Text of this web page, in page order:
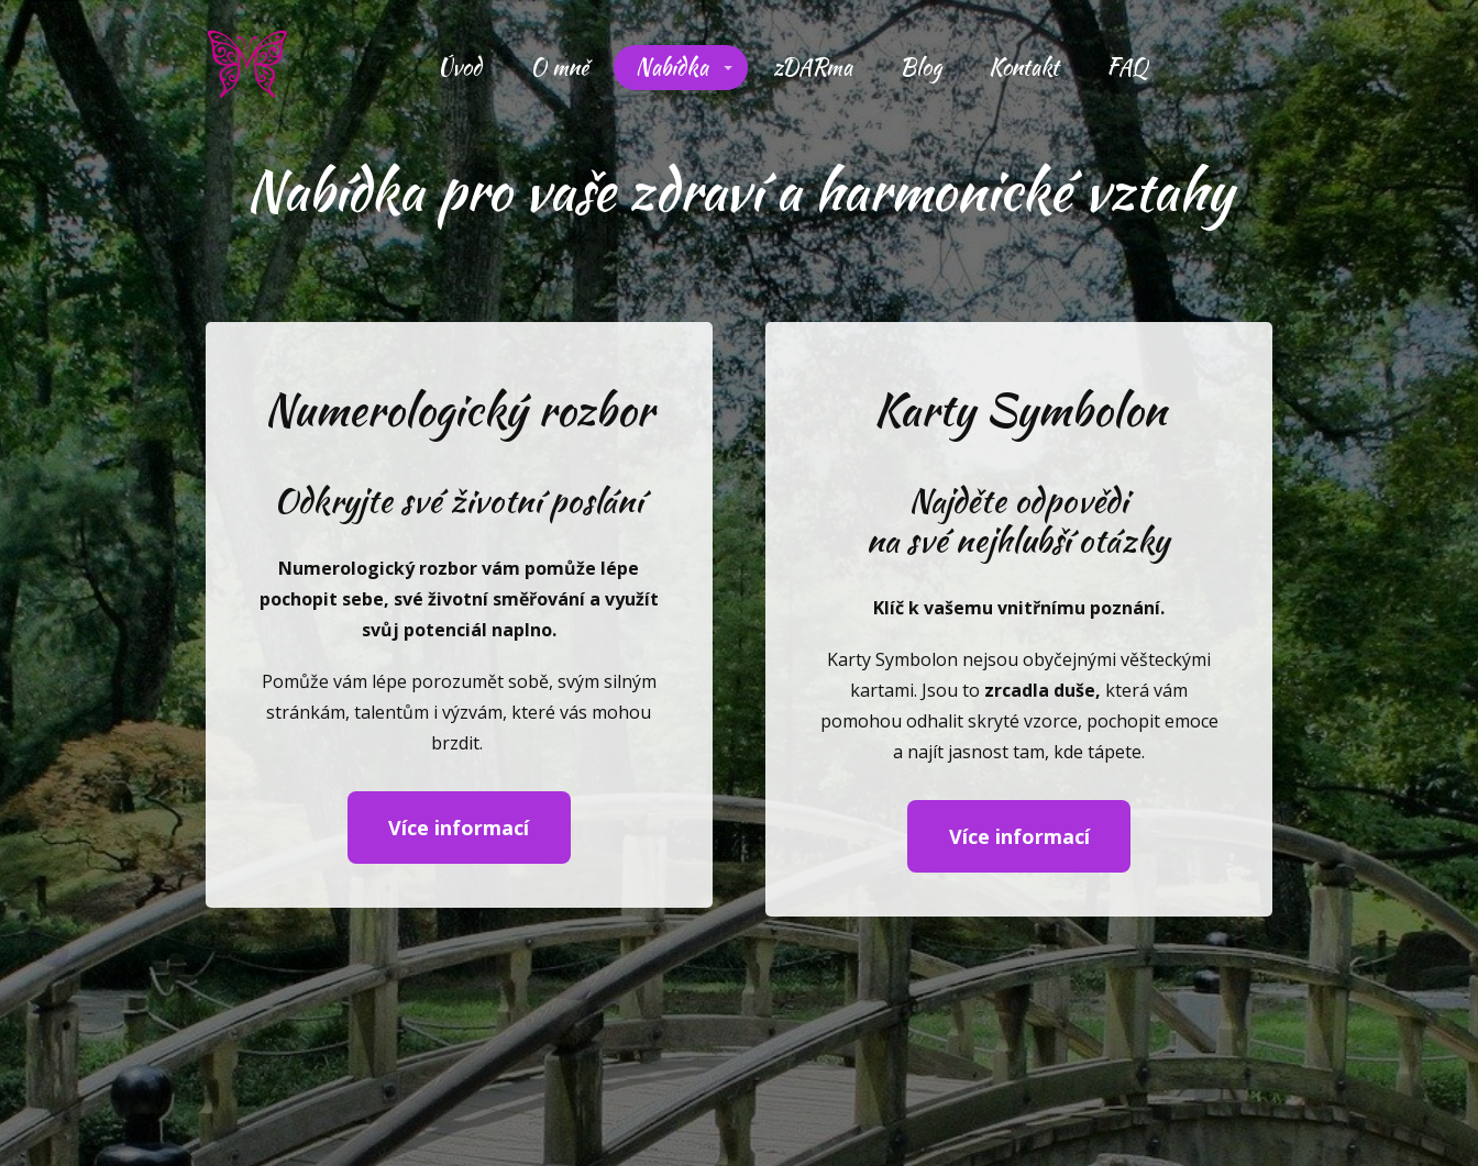
Úvod O mně Nabídka zDARma Blog Kontakt FAQ
Nabídka pro vaše zdraví a harmonické vztahy
Numerologický rozbor
Odkryjte své životní poslání
Numerologický rozbor vám pomůže lépe
pochopit sebe, své životní směřování a využít
svůj potenciál naplno.
Pomůže vám lépe porozumět sobě, svým silným
stránkám, talentům i výzvám, které vás mohou
brzdit.
Více informací
Karty Symbolon
Najděte odpovědi
na své nejhlubší otázky
Klíč k vašemu vnitřnímu poznání.
Karty Symbolon nejsou obyčejnými věšteckými
kartami. Jsou to zrcadla duše, která vám
pomohou odhalit skryté vzorce, pochopit emoce
a najít jasnost tam, kde tápete.
Více informací